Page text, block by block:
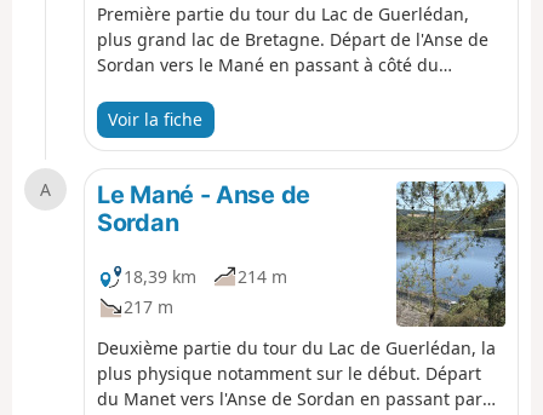
Première partie du tour du Lac de Guerlédan,
plus grand lac de Bretagne. Départ de l'Anse de
Sordan vers le Mané en passant à côté du
l'Est du lac.
Voir la fiche
A
Le Mané - Anse de
Sordan
18,39 km
214 m
217 m
Deuxième partie du tour du Lac de Guerlédan, la
plus physique notamment sur le début. Départ
du Manet vers l'Anse de Sordan en passant par